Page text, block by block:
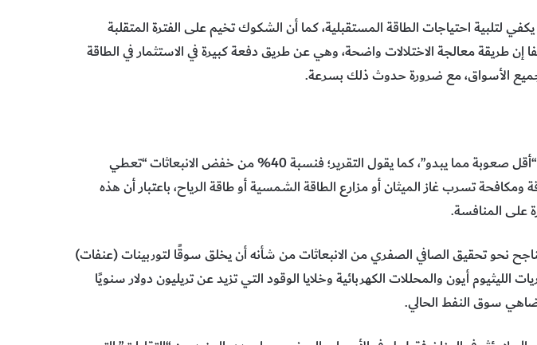
يكفي لتلبية احتياجات الطاقة المستقبلية، كما أن الشكوك تخيم على الفترة المتقلبة
إن طريقة معالجة الاختلالات واضحة، وهي عن طريق دفعة كبيرة في الاستثمار في الطاقة
الأسواق، مع ضرورة حدوث ذلك بسرعة.
إن التمويل الإضافي الضروري “أقل صعوبة مما يبدو”، كما يقول التقرير؛ فنسبة 40% من خفض الانبعاثات “تعطي
ومكافحة تسرب غاز الميثان أو مزارع الطاقة الشمسية أو طاقة الرياح، باعتبار أن هذه
على المنافسة.
نحو تحقيق الصافي الصفري من الانبعاثات من شأنه أن يخلق سوقًا لتوربينات (عنفات)
الليثيوم أيون والمحللات الكهربائية وخلايا الوقود التي تزيد عن تريليون دولار سنويًا